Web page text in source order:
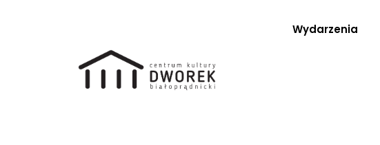
Wydarzenia